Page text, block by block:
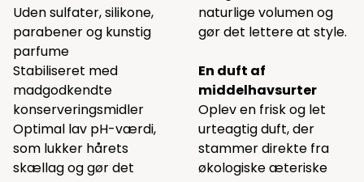
Uden sulfater, silikone,
parabener og kunstig
parfume
Stabiliseret med
madgodkendte
konserveringsmidler
Optimal lav pH-værdi,
som lukker hårets
skællag og gør det
naturlige volumen og
gør det lettere at style.
En duft af
middelhavsurter
Oplev en frisk og let
urteagtig duft, der
stammer direkte fra
økologiske æteriske